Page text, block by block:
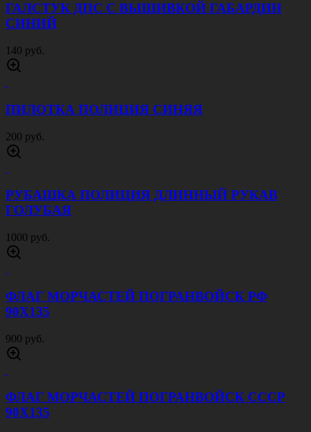
ГАЛСТУК ДПС С ВЫШИВКОЙ ГАБАРДИН
СИНИЙ
140 руб.
ПИЛОТКА ПОЛИЦИЯ СИНЯЯ
200 руб.
РУБАШКА ПОЛИЦИЯ ДЛИННЫЙ РУКАВ
ГОЛУБАЯ
1000 руб.
ФЛАГ МОРЧАСТЕЙ ПОГРАНВОЙСК РФ
90Х135
900 руб.
ФЛАГ МОРЧАСТЕЙ ПОГРАНВОЙСК СССР
90Х135